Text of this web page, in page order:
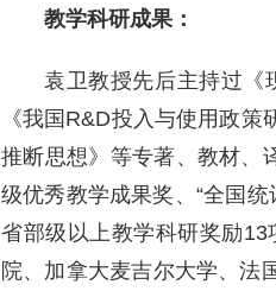
教学科研成果：
袁卫教授先后主持过《
《我国R&D投入与使用政
推断思想》等专著、教材、
级优秀教学成果奖、“全国
省部级以上教学科研奖励
院、加拿大麦吉尔大学、法